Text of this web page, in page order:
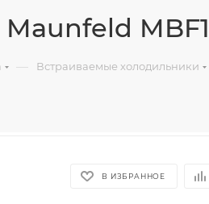
— Встраиваемые холодильники
В ИЗБРАННОЕ